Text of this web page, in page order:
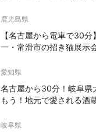
鹿児島県
【名古屋から電車で30
一・常滑市の招き猫展示
愛知県
名古屋から30分！岐阜県
もう！地元で愛される酒
岐阜県